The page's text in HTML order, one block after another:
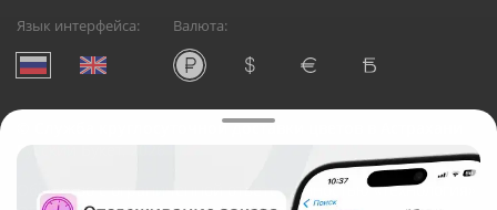
Язык интерфейса: Валюта:
Служба круглосуточной доставки цветов в Астрахани
Русский Букет, 2026
Общество с ограниченной ответственностью «Технология»